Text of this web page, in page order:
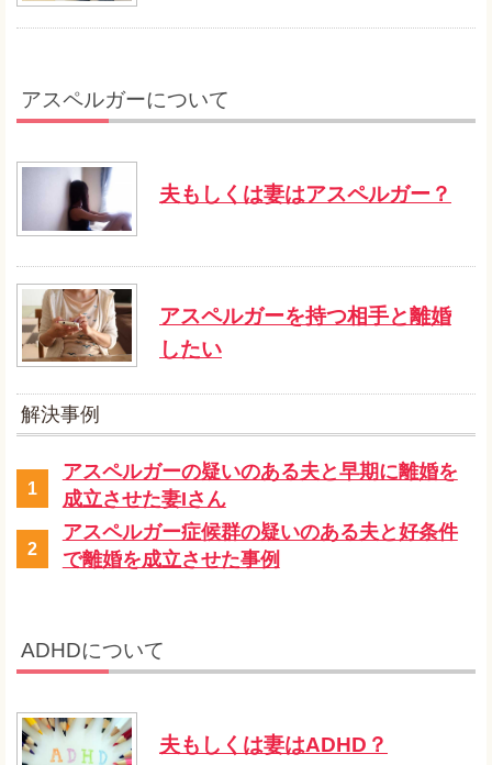
アスペルガーについて
夫もしくは妻はアスペルガー？
アスペルガーを持つ相手と離婚
したい
解決事例
1
アスペルガーの疑いのある夫と早期に離婚を
成立させた妻Iさん
2
アスペルガー症候群の疑いのある夫と好条件
で離婚を成立させた事例
ADHDについて
夫もしくは妻はADHD？